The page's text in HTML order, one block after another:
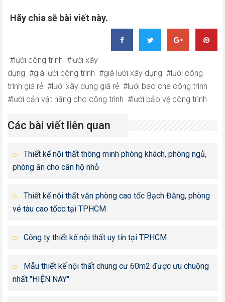
Hãy chia sẽ bài viết này.
lưới công trình
lưới xây
dựng
giá lưới công trình giá lưới xây dựng
lưới công
trình giá rẻ
lưới xây dựng giá rẻ
lưới bao che công trình
lưới cản vật nặng cho công trình
lưới bảo vệ công trình
Các bài viết liên quan
Thiết kế nội thất thông minh phòng khách, phòng ngủ,
phòng ăn cho căn hộ nhỏ
Thiết kế nội thất văn phòng cao tốc Bạch Đằng, phòng
vé tàu cao tốcc tại TPHCM
Công ty thiết kế nội thất uy tín tại TP.HCM
Mẫu thiết kế nội thất chung cư 60m2 được ưu chuộng
nhất "HIỆN NAY"